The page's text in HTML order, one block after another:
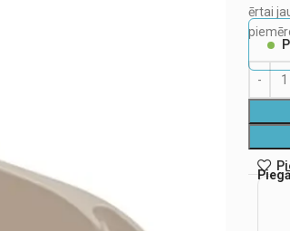
ērtai